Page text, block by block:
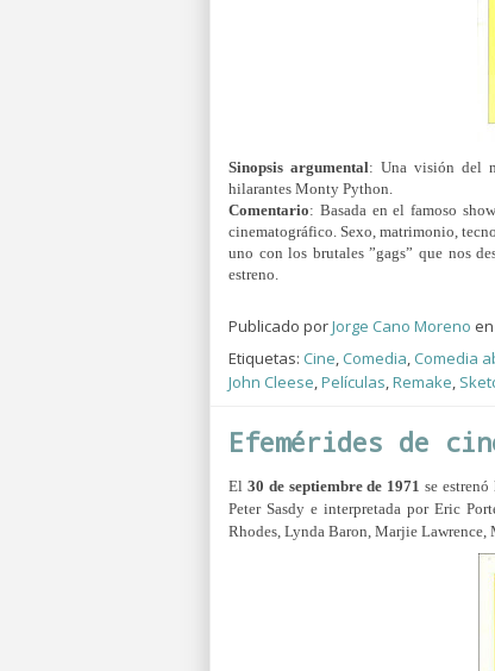
Sinopsis argumental: Una visión del
hilarantes Monty Python.
Comentario: Basada en el famoso
cinematográfico. Sexo, matrimonio,
uno con los brutales ”gags” que nos
estreno.
Publicado porJorge Cano Moreno en
Etiquetas: Cine, Comedia, Comedia
John Cleese,Películas,Remake,
Efemérides de
El 30 de septiembre de 1971se
Peter Sasdy e interpretada por Eric
Rhodes, Lynda Baron, Marjie Lawrence,